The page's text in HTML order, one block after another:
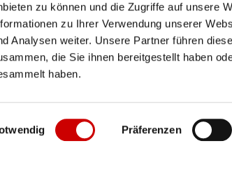
zu können und die Zugriffe auf unsere
zu Ihrer Verwendung unserer
Analysen weiter. Unsere Partner führen
die Sie ihnen bereitgestellt haben
haben.
Präferenzen
Kundenservice
Hilfe & FAQs
Grössentabelle
Click & Collect